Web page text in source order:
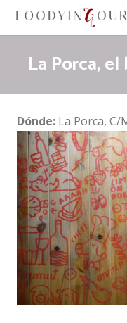
La Porca,
Dónde: La Porca, C/